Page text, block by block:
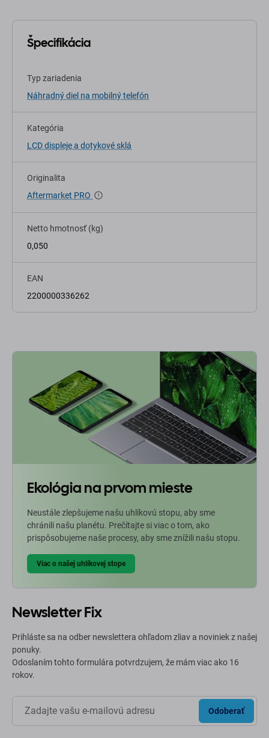
Špecifikácia
Typ zariadenia
Náhradný diel na mobilný telefón
Kategória
LCD displeje a dotykové sklá
Originalita
Aftermarket PRO
Netto hmotnosť (kg)
0,050
EAN
2200000336262
Ekológia na prvom mieste
Neustále zlepšujeme našu uhlíkovú stopu, aby sme
chránili našu planétu. Prečítajte si viac o tom, ako
prispôsobujeme naše procesy, aby sme znížili našu stopu.
Viac o našej uhlíkovej stope
Newsletter Fix
Prihláste sa na odber newslettera ohľadom zliav a noviniek z našej
ponuky.
Odoslaním tohto formulára potvrdzujem, že mám viac ako 16
rokov.
Odoberať